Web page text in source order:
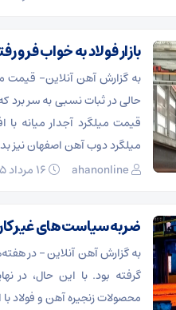
بازار فولاد به خواب فرو
حالی در ثبات نسبی به سر برد که
میلگرد دوب آهن اصفهان نیز
ahanonline
ضربه سیاست‌های
به گزارش آهن آنلاین – در
گرفته بود. با این حال، در
محصولات زنجیره آهن و فولاد